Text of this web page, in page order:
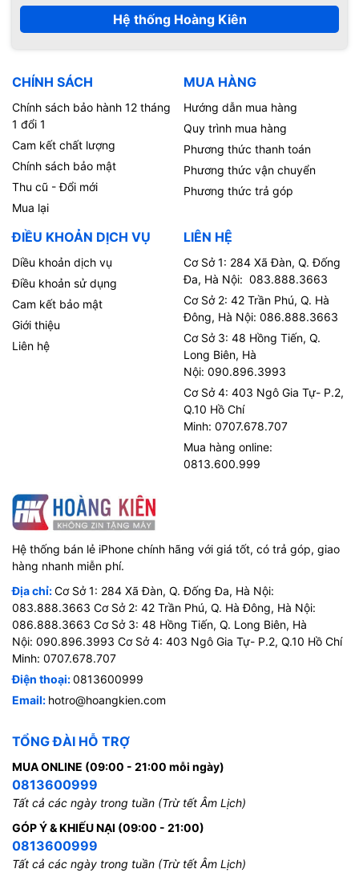
Hệ thống Hoàng Kiên
CHÍNH SÁCH
Chính sách bảo hành 12 tháng
1 đổi 1
Cam kết chất lượng
Chính sách bảo mật
Thu cũ - Đổi mới
Mua lại
MUA HÀNG
Hướng dẫn mua hàng
Quy trình mua hàng
Phương thức thanh toán
Phương thức vận chuyển
Phương thức trả góp
ĐIỀU KHOẢN DỊCH VỤ
Diều khoản dịch vụ
Điều khoản sử dụng
Cam kết bảo mật
Giới thiệu
Liên hệ
LIÊN HỆ
Cơ Sở 1: 284 Xã Đàn, Q. Đống
Đa, Hà Nội: 083.888.3663
Cơ Sở 2: 42 Trần Phú, Q. Hà
Đông, Hà Nội: 086.888.3663
Cơ Sở 3: 48 Hồng Tiến, Q.
Long Biên, Hà
Nội: 090.896.3993
Cơ Sở 4: 403 Ngô Gia Tự- P.2,
Q.10 Hồ Chí
Minh: 0707.678.707
Mua hàng online:
0813.600.999
Hệ thống bán lẻ iPhone chính hãng với giá tốt, có trả góp, giao
hàng nhanh miễn phí.
Địa chỉ:Cơ Sở 1: 284 Xã Đàn, Q. Đống Đa, Hà Nội:
083.888.3663 Cơ Sở 2: 42 Trần Phú, Q. Hà Đông, Hà Nội:
086.888.3663 Cơ Sở 3: 48 Hồng Tiến, Q. Long Biên, Hà
Nội: 090.896.3993 Cơ Sở 4: 403 Ngô Gia Tự- P.2, Q.10 Hồ Chí
Minh: 0707.678.707
Điện thoại:0813600999
Email: hotro@hoangkien.com
TỔNG ĐÀI HỖ TRỢ
MUA ONLINE (09:00 - 21:00 mỗi ngày)
0813600999
Tất cả các ngày trong tuần (Trừ tết Âm Lịch)
GÓP Ý & KHIẾU NẠI (09:00 - 21:00)
0813600999
Tất cả các ngày trong tuần (Trừ tết Âm Lịch)